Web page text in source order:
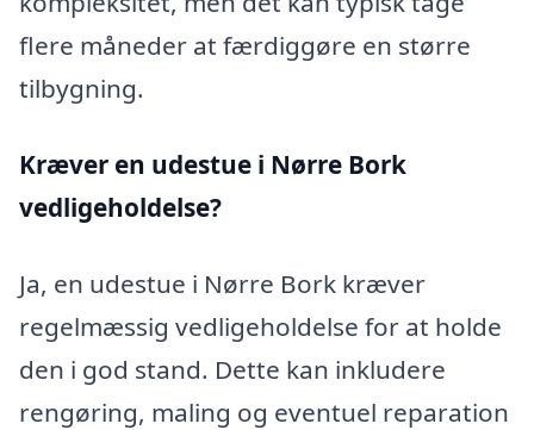
flere måneder at færdiggøre en større
tilbygning.
Kræver en udestue i Nørre Bork
vedligeholdelse?
Ja, en udestue i Nørre Bork kræver
regelmæssig vedligeholdelse for at holde
den i god stand. Dette kan inkludere
rengøring, maling og eventuel reparation